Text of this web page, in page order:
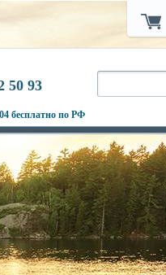
50 93
бесплатно по РФ